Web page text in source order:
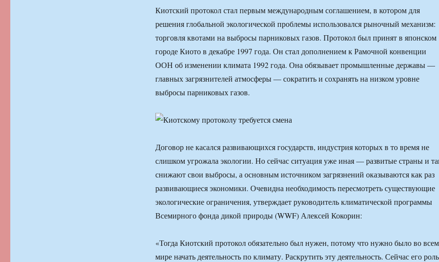
Киотский протокол стал первым международным соглашением, в котором для
решения глобальной экологической проблемы использовался рыночный механизм:
торговля квотами на выбросы парниковых газов. Протокол был принят в японском
городе Киото в декабре 1997 года. Он стал дополнением к Рамочной конвенции
ООН об изменении климата 1992 года. Она обязывает промышленные державы —
главных загрязнителей атмосферы — сократить и сохранять на низком уровне
выбросы парниковых газов.
Договор не касался развивающихся государств, индустрия которых в то время не
слишком угрожала экологии. Но сейчас ситуация уже иная — развитые страны и
снижают свои выбросы, а основным источником загрязнений оказываются как раз
развивающиеся экономики. Очевидна необходимость пересмотреть существующие
экологические ограничения, утверждает руководитель климатической программы
Всемирного фонда дикой природы (WWF) Алексей Кокорин:
«Тогда Киотский протокол обязательно был нужен, потому что нужно было во всем
мире начать деятельность по климату. Раскрутить эту деятельность. Сейчас его роль